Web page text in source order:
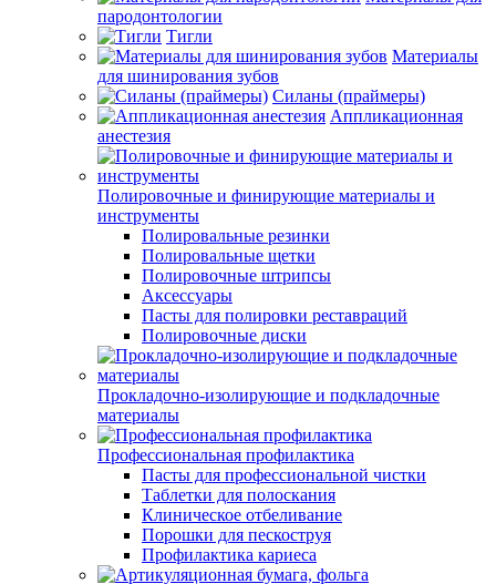
пародонтологии
Тигли
Материалы
для шинирования зубов
Силаны (праймеры)
Аппликационная
анестезия
Полировочные и финирующие материалы и
инструменты
Полировальные резинки
Полировальные щетки
Полировочные штрипсы
Аксессуары
Пасты для полировки реставраций
Полировочные диски
Прокладочно-изолирующие и подкладочные
материалы
Профессиональная профилактика
Пасты для профессиональной чистки
Таблетки для полоскания
Клиническое отбеливание
Порошки для пескоструя
Профилактика кариеса